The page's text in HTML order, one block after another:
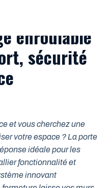
enroulable
sécurité
et vous cherchez une
votre espace ? La porte
idéale pour les
fonctionnalité et
innovant